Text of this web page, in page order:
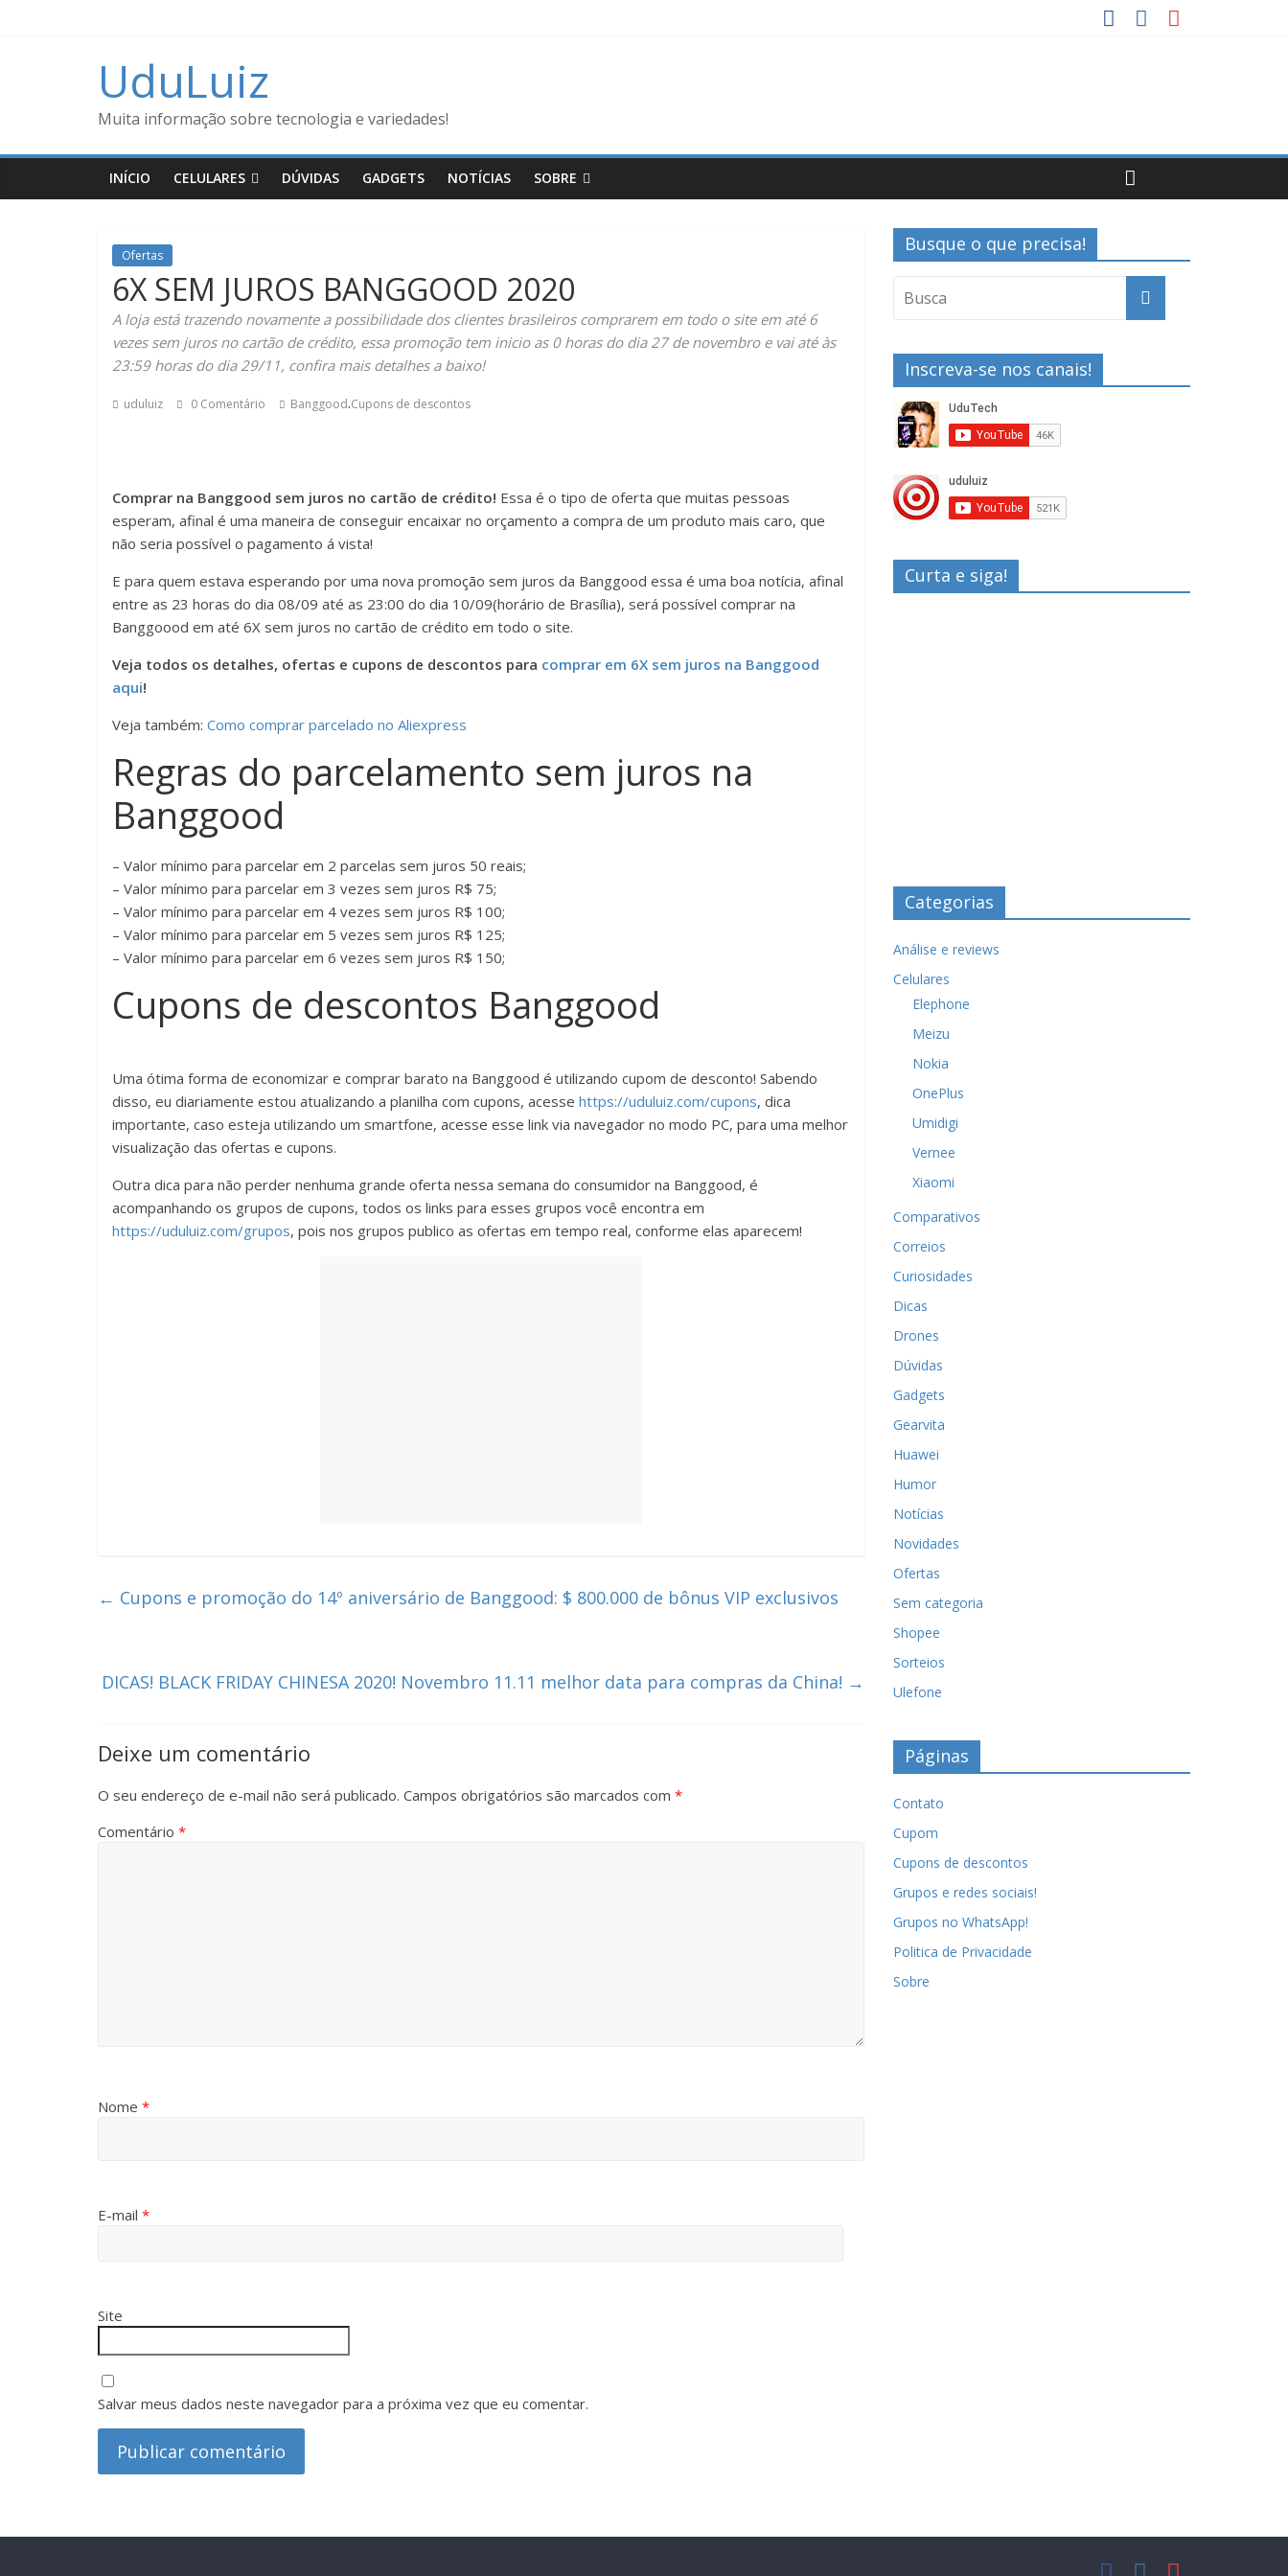
UduLuiz
Muita informação sobre tecnologia e variedades!
INÍCIO CELULARES DÚVIDAS GADGETS NOTÍCIAS SOBRE
Ofertas
6X SEM JUROS BANGGOOD 2020
A loja está trazendo novamente a possibilidade dos clientes brasileiros comprarem em todo o site em até 6
vezes sem juros no cartão de crédito, essa promoção tem inicio as 0 horas do dia 27 de novembro e vai até às
23:59 horas do dia 29/11, confira mais detalhes a baixo!
uduluiz 0 Comentário Banggood.Cupons de descontos
Comprar na Banggood sem juros no cartão de crédito! Essa é o tipo de oferta que muitas pessoas
esperam, afinal é uma maneira de conseguir encaixar no orçamento a compra de um produto mais caro, que
não seria possível o pagamento á vista!
E para quem estava esperando por uma nova promoção sem juros da Banggood essa é uma boa notícia, afinal
entre as 23 horas do dia 08/09 até as 23:00 do dia 10/09(horário de Brasília), será possível comprar na
Banggoood em até 6X sem juros no cartão de crédito em todo o site.
Veja todos os detalhes, ofertas e cupons de descontos para comprar em 6X sem juros na Banggood
aqui!
Veja também: Como comprar parcelado no Aliexpress
Regras do parcelamento sem juros na
Banggood
– Valor mínimo para parcelar em 2 parcelas sem juros 50 reais;
– Valor mínimo para parcelar em 3 vezes sem juros R$ 75;
– Valor mínimo para parcelar em 4 vezes sem juros R$ 100;
– Valor mínimo para parcelar em 5 vezes sem juros R$ 125;
– Valor mínimo para parcelar em 6 vezes sem juros R$ 150;
Cupons de descontos Banggood
Uma ótima forma de economizar e comprar barato na Banggood é utilizando cupom de desconto! Sabendo
disso, eu diariamente estou atualizando a planilha com cupons, acesse https://uduluiz.com/cupons, dica
importante, caso esteja utilizando um smartfone, acesse esse link via navegador no modo PC, para uma melhor
visualização das ofertas e cupons.
Outra dica para não perder nenhuma grande oferta nessa semana do consumidor na Banggood, é
acompanhando os grupos de cupons, todos os links para esses grupos você encontra em
https://uduluiz.com/grupos, pois nos grupos publico as ofertas em tempo real, conforme elas aparecem!
← Cupons e promoção do 14º aniversário de Banggood: $ 800.000 de bônus VIP exclusivos
DICAS! BLACK FRIDAY CHINESA 2020! Novembro 11.11 melhor data para compras da China! →
Deixe um comentário
O seu endereço de e-mail não será publicado. Campos obrigatórios são marcados com *
Comentário *
Nome *
E-mail *
Site
Salvar meus dados neste navegador para a próxima vez que eu comentar.
Busque o que precisa!
Inscreva-se nos canais!
Curta e siga!
Categorias
Análise e reviews
Celulares
Elephone
Meizu
Nokia
OnePlus
Umidigi
Vernee
Xiaomi
Comparativos
Correios
Curiosidades
Dicas
Drones
Dúvidas
Gadgets
Gearvita
Huawei
Humor
Notícias
Novidades
Ofertas
Sem categoria
Shopee
Sorteios
Ulefone
Páginas
Contato
Cupom
Cupons de descontos
Grupos e redes sociais!
Grupos no WhatsApp!
Politica de Privacidade
Sobre